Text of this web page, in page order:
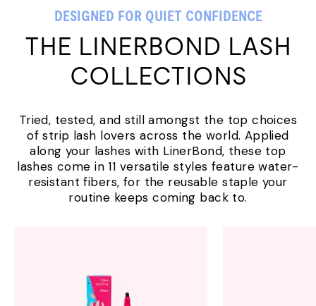
DESIGNED FOR QUIET CONFIDENCE
THE LINERBOND LASH
COLLECTIONS
Tried, tested, and still amongst the top choices
of strip lash lovers across the world. Applied
along your lashes with LinerBond, these top
lashes come in 11 versatile styles feature water-
resistant fibers, for the reusable staple your
routine keeps coming back to.